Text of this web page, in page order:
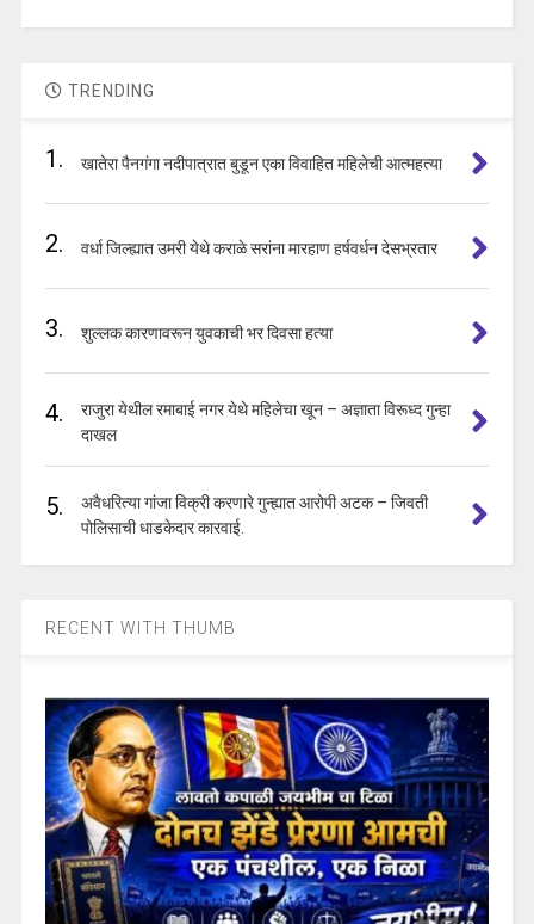
TRENDING
1. खातेरा पैनगंगा नदीपात्रात बुडून एका विवाहित महिलेची आत्महत्या
2. वर्धा जिल्ह्यात उमरी येथे कराळे सरांना मारहाण हर्षवर्धन देसभ्रतार
3. शुल्लक कारणावरून युवकाची भर दिवसा हत्या
4.
राजुरा येथील रमाबाई नगर येथे महिलेचा खून – अज्ञाता विरूध्द गुन्हा
दाखल
5.
अवैधरित्या गांजा विक्री करणारे गुन्ह्यात आरोपी अटक – जिवती
पोलिसाची धाडकेदार कारवाई.
RECENT WITH THUMB